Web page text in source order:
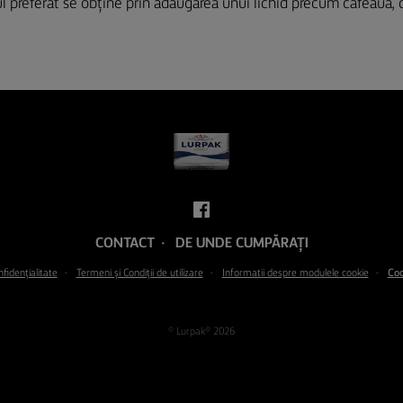
preferat se obține prin adăugarea unui lichid precum cafeaua,
CONTACT DE UNDE CUMPĂRAȚI
Termeni şi Condiţii de utilizare Informatii despre modulele cookie
© Lurpak® 2026